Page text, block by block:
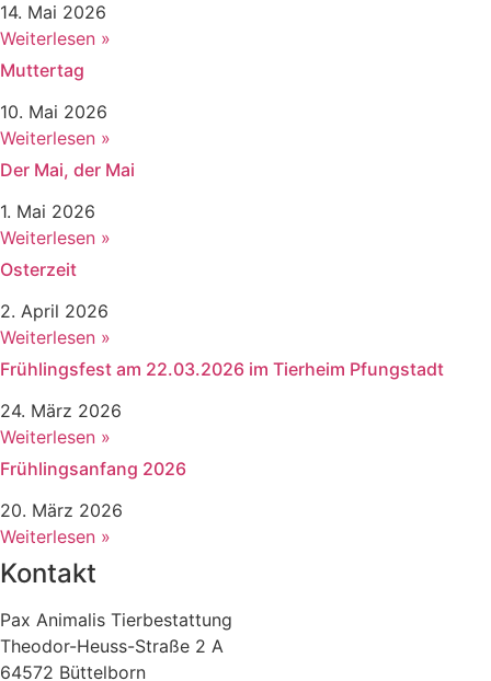
14. Mai 2026
Weiterlesen »
Muttertag
10. Mai 2026
Weiterlesen »
Der Mai, der Mai
1. Mai 2026
Weiterlesen »
Osterzeit
2. April 2026
Weiterlesen »
Frühlingsfest am 22.03.2026 im Tierheim Pfungstadt
24. März 2026
Weiterlesen »
Frühlingsanfang 2026
20. März 2026
Weiterlesen »
Kontakt
Pax Animalis Tierbestattung
Theodor-Heuss-Straße 2 A
64572 Büttelborn